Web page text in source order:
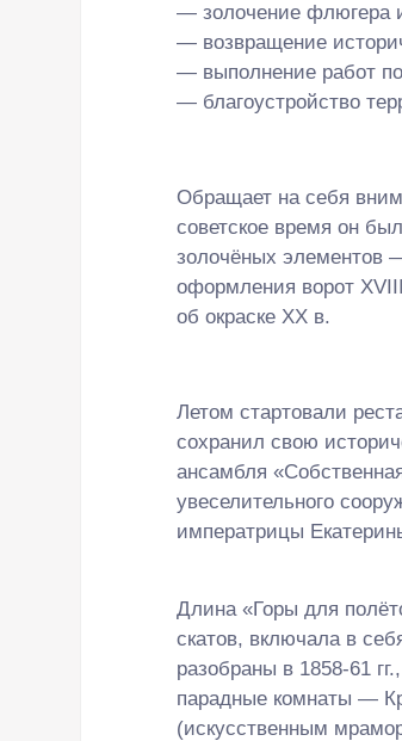
— золочение флюгера
— возвращение
— выполнение работ
— благоустройство
Обращает на себя
советское время он
золочёных элементов
оформления ворот
об окраске XX в.
Летом стартовали
сохранил свою
ансамбля
увеселительного
императрицы
Длина «Горы для
скатов, включала в
разобраны в 1858-61
парадные комнаты —
(искусственным